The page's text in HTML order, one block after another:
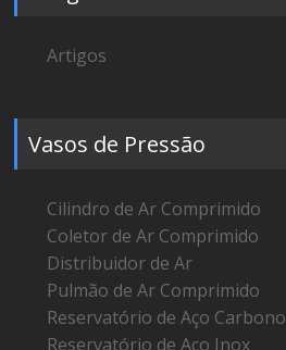
Artigos
Vasos de Pressão
Cilindro de Ar Comprimido
Coletor de Ar Comprimido
Distribuidor de Ar
Pulmão de Ar Comprimido
Reservatório de Aço Carbono
Reservatório de Aço Inox